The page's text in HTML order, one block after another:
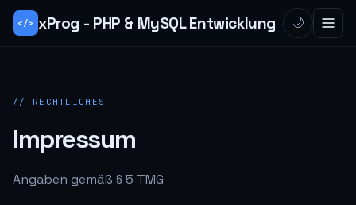
</> xProg - PHP & MySQL Entwicklung 🌙
// RECHTLICHES
Impressum
Angaben gemäß § 5 TMG